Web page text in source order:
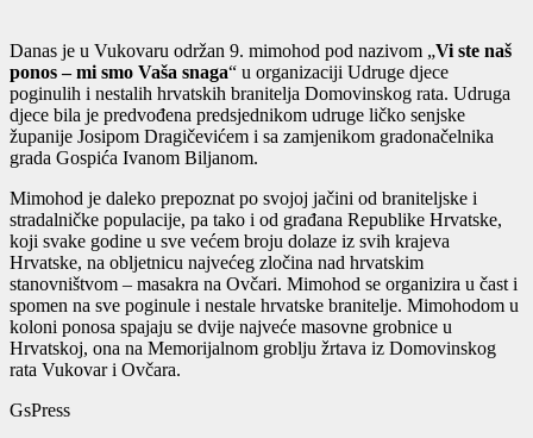
Danas je u Vukovaru održan 9. mimohod pod nazivom „Vi ste naš
ponos – mi smo Vaša snaga“ u organizaciji Udruge djece
poginulih i nestalih hrvatskih branitelja Domovinskog rata. Udruga
djece bila je predvođena predsjednikom udruge ličko senjske
županije Josipom Dragičevićem i sa zamjenikom gradonačelnika
grada Gospića Ivanom Biljanom.
Mimohod je daleko prepoznat po svojoj jačini od braniteljske i
stradalničke populacije, pa tako i od građana Republike Hrvatske,
koji svake godine u sve većem broju dolaze iz svih krajeva
Hrvatske, na obljetnicu najvećeg zločina nad hrvatskim
stanovništvom – masakra na Ovčari. Mimohod se organizira u čast i
spomen na sve poginule i nestale hrvatske branitelje. Mimohodom u
koloni ponosa spajaju se dvije najveće masovne grobnice u
Hrvatskoj, ona na Memorijalnom groblju žrtava iz Domovinskog
rata Vukovar i Ovčara.
GsPress